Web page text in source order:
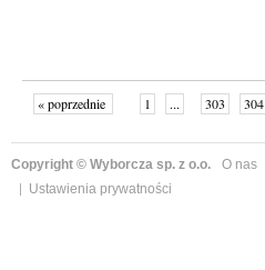
« poprzednie 1 ... 303 304
Copyright © Wyborcza sp. z o.o. O nas
Ustawienia prywatności